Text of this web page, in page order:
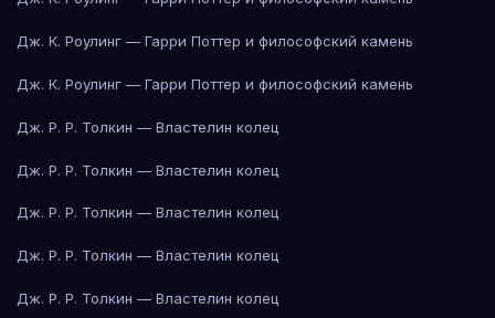
Дж. К. Роулинг — Гарри Поттер и философский камень
Дж. К. Роулинг — Гарри Поттер и философский камень
Дж. Р. Р. Толкин — Властелин колец
Дж. Р. Р. Толкин — Властелин колец
Дж. Р. Р. Толкин — Властелин колец
Дж. Р. Р. Толкин — Властелин колец
Дж. Р. Р. Толкин — Властелин колец